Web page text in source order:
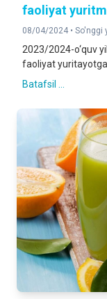
faoliyat
08/04/2024 • So'nggi
2023/2024-o‘quv
faoliyat
Batafsil ...